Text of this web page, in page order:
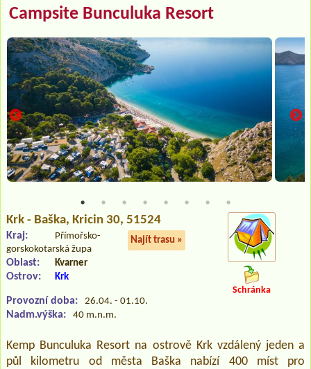
Campsite Bunculuka Resort
Krk - Baška, Kricin 30, 51524
Najít trasu »
Kraj:
Přímořsko-
gorskokotarská župa
Oblast: Kvarner
Ostrov: Krk
Provozní doba: 26.04. - 01.10.
Nadm.výška: 40 m.n.m.
Schránka
Kemp Bunculuka Resort na ostrově Krk vzdálený jeden a
půl kilometru od města Baška nabízí 400 míst pro